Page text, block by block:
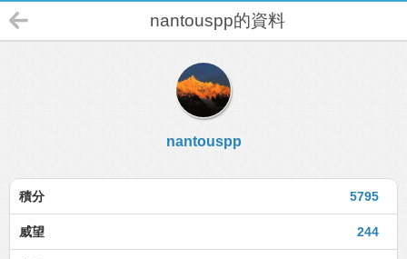
nantouspp的資料
nantouspp
5795
積分
244
威望